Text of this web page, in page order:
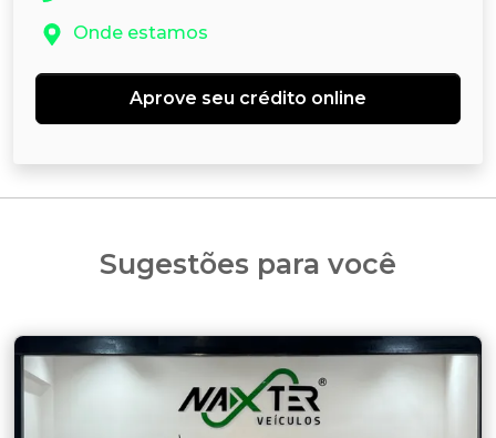
Onde estamos
Aprove seu crédito online
Sugestões para você